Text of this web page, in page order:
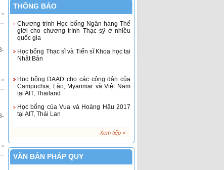
»
»
»
THÔNG BÁO
Chương trình Học bổng Ngân hàng Thế
giới cho chương trình Thạc sỹ ở nhiều
quốc gia
Học bổng Thạc sĩ và Tiến sĩ Khoa học tại
Nhật Bản
Học bổng DAAD cho các công dân của
Campuchia, Lào, Myanmar và Việt Nam
tại AIT, Thailand
Học bổng của Vua và Hoàng Hậu 2017
tại AIT, Thái Lan
Học bổng du học Úc năm 2017 dành cho
học sinh Đông Nam Á
Học bổng sau đại học về Khoa học Môi
Xem tiếp »
VĂN BẢN PHÁP QUY